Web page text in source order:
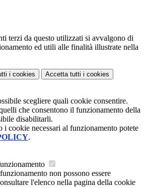
terzi da questo utilizzati si avvalgono di
ed utili alle finalità illustrate nella
i cookies Accetta tutti i cookies
scegliere quali cookie consentire.
che consentono il funzionamento della
disabilitarli.
i cookie necessari al funzionamento potete
.
non possono essere
l'elenco nella pagina della cookie